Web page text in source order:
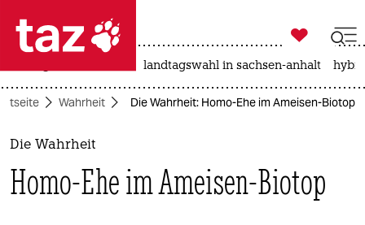
 taz zahl ich
taz zahl ich
themen
politik

taz zahl ich
landtagswahl in sachsen-anhalt
Wahrheit Die Wahrheit: Homo-Ehe im Ameisen-Biotop
Die Wahrheit
Homo-Ehe im Ameisen-Biotop